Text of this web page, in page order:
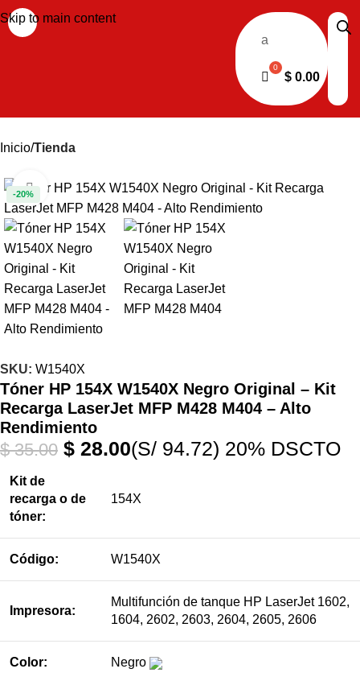
Skip to main content
a
$ 0.00
Inicio Tienda
-20% Haga clic para ampliar
SKU: W1540X
Tóner HP 154X W1540X Negro Original – Kit
Recarga LaserJet MFP M428 M404 – Alto
Rendimiento
$35.00 $ 28.00(S/ 94.72) 20% DSCTO
Kit de
recarga o de
tóner:
154X
Código: W1540X
Impresora:
Multifunción de tanque HP LaserJet 1602,
1604, 2602, 2603, 2604, 2605, 2606
Color: Negro